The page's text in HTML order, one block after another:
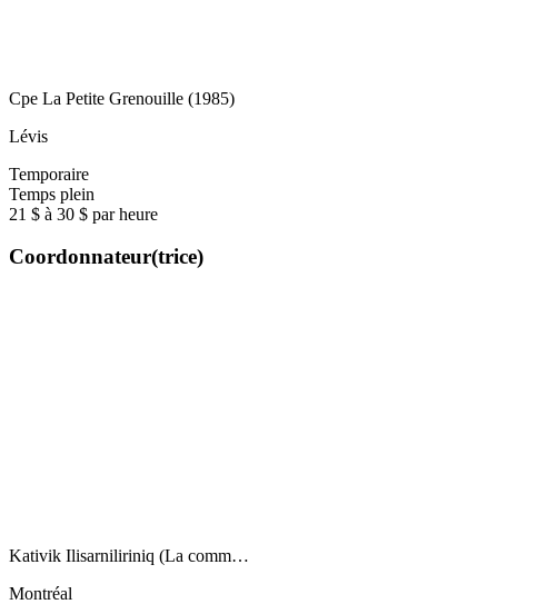
Cpe La Petite Grenouille (1985)
Lévis
Temporaire
Temps plein
21 $ à 30 $ par heure
Coordonnateur(trice)
Kativik Ilisarniliriniq (La comm…
Montréal